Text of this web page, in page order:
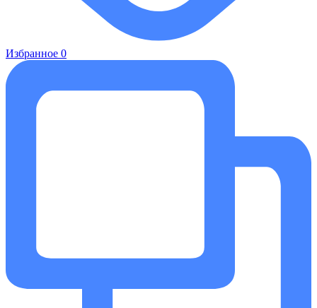
Избранное 0